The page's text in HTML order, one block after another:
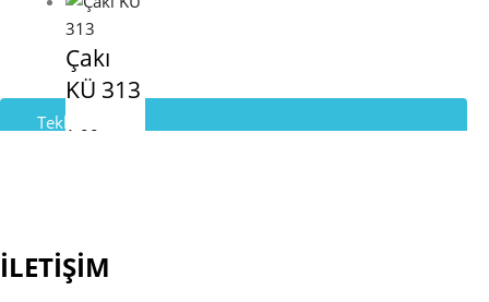
Çakı
KÜ 313
1.00
Teklif İste
İLETİŞİM